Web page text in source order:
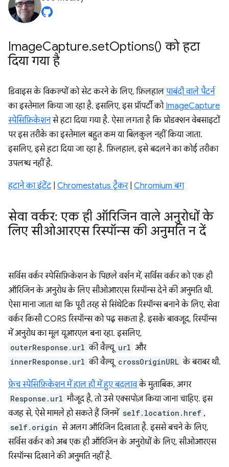
ImageCapture.setOptions() को हटा
दिया गया है
डिवाइस के विकल्पों को सेट करने के लिए, फ़िलहाल पाबंदी वाले पैटर्न
का इस्तेमाल किया जा रहा है. इसलिए, इस प्रॉपर्टी को ImageCapture
स्पेसिफ़िकेशनसे हटा दिया गया है. ऐसा लगता है कि प्रोडक्शन वेबसाइटों
पर इस तरीके का इस्तेमाल बहुत कम या बिलकुल नहीं किया जाता.
इसलिए, इसे हटा दिया जा रहा है. फ़िलहाल, इसे बदलने का कोई तरीका
उपलब्ध नहीं है.
हटाने का इंटेंट| Chromestatus ट्रैकर| Chromium बग
सेवा वर्कर: एक ही ऑरिजिन वाले अनुरोधों के
लिए सीओआरएस रिस्पॉन्स की अनुमति न दें
सर्विस वर्कर स्पेसिफ़िकेशन के पिछले वर्शन में, सर्विस वर्कर को एक ही
ऑरिजिन के अनुरोध के लिए सीओआरएस रिस्पॉन्स देने की अनुमति थी.
ऐसा माना जाता था कि पूरी तरह से सिंथेटिक रिस्पॉन्स बनाने के लिए, सेवा
वर्कर किसी CORS रिस्पॉन्स को पढ़ सकता है. इसके बावजूद, रिस्पॉन्स
में अनुरोध का मूल यूआरएल बना रहा. इसलिए,
outerResponse.url की वैल्यू url और
innerResponse.url की वैल्यू crossOriginURL के बराबर थी.
फ़ेच स्पेसिफ़िकेशन में हाल ही में हुए बदलावके मुताबिक, अगर
Response.url मौजूद है, तो उसे एक्सपोज़ किया जाना चाहिए. इस
वजह से, ऐसे मामले हो सकते हैं जिनमें self.location.href ,
self.origin से अलग ऑरिजिन दिखाता है. इससे बचने के लिए,
सर्विस वर्कर को अब एक ही ऑरिजिन के अनुरोधों के लिए, सीओआरएस
रिस्पॉन्स दिखाने की अनुमति नहीं है.